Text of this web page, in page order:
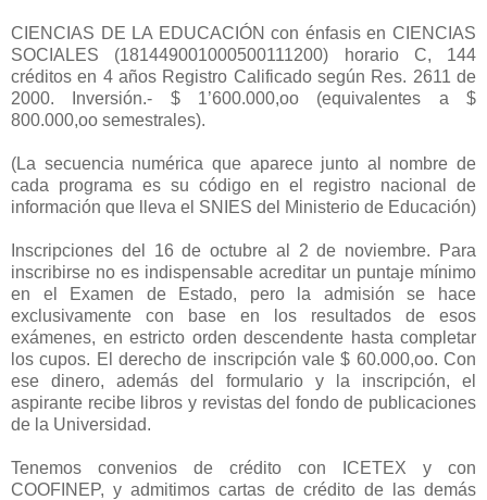
CIENCIAS DE LA EDUCACIÓN con énfasis en CIENCIAS
SOCIALES (181449001000500111200) horario C, 144
créditos en 4 años Registro Calificado según Res. 2611 de
2000. Inversión.- $ 1’600.000,oo (equivalentes a $
800.000,oo semestrales).
(La secuencia numérica que aparece junto al nombre de
cada programa es su código en el registro nacional de
información que lleva el SNIES del Ministerio de Educación)
Inscripciones del 16 de octubre al 2 de noviembre. Para
inscribirse no es indispensable acreditar un puntaje mínimo
en el Examen de Estado, pero la admisión se hace
exclusivamente con base en los resultados de esos
exámenes, en estricto orden descendente hasta completar
los cupos. El derecho de inscripción vale $ 60.000,oo. Con
ese dinero, además del formulario y la inscripción, el
aspirante recibe libros y revistas del fondo de publicaciones
de la Universidad.
Tenemos convenios de crédito con ICETEX y con
COOFINEP, y admitimos cartas de crédito de las demás